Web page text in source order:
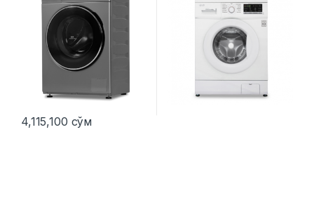
4,115,100 сўм